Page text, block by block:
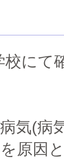
校にて
気(病
原因